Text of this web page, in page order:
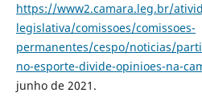
https://www2.camara.leg.br/
legislativa/comissoes/comissoes-
permanentes/cespo/noticias/
no-esporte-divide-opinioes-na-
junho de 2021.